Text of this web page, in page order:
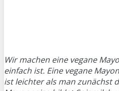
Wir machen eine vegane
einfach ist. Eine vegane
ist leichter als man zunächst